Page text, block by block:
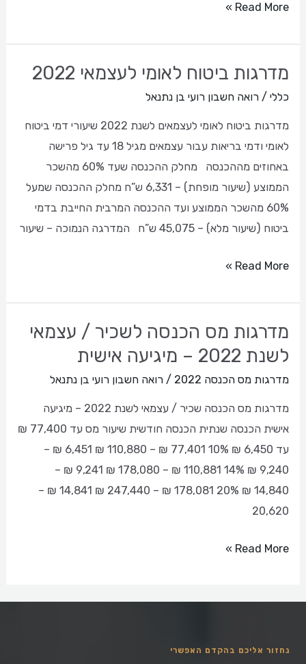
Read More »
מדרגות ביטוח לאומי לעצמאי 2022
כללי /רואה חשבון רועי בן נתנאל
מדרגות ביטוח לאומי לעצמאים לשנת 2022 שיעורי דמי ביטוח
לאומי ודמי בריאות עבור עצמאים מגיל 18 עד גיל פרישה
באחוזים מההכנסה מחלק ההכנסה שעד 60% מהשכר
הממוצע (שיעור מופחת) – 6,331 ש”ח מחלק ההכנסה שמעל
60% מהשכר הממוצע ועד ההכנסה המרבית החייבת בדמי
ביטוח (שיעור מלא) – 45,075 ש”ח המדרגה הנמוכה – שיעור
מדרגות
ביטוח
לעצמאי
2022
Read More »
מדרגות מס הכנסה לשכיר / עצמאי
לשנת 2022 – מיגיעה אישית
מדרגות מס הכנסה 2022 /רואה חשבון רועי בן נתנאל
מדרגות מס הכנסה שכיר / עצמאי לשנת 2022 – מיגיעה
אישית הכנסה שנתית הכנסה חודשית שיעור מס עד 77,400 ₪
עד 6,450 ₪ 10% 77,401 ₪ – 110,880 ₪ 6,451 ₪ –
9,240 ₪ 14% 110,881 ₪ – 178,080 ₪ 9,241 ₪ –
14,840 ₪ 20% 178,081 ₪ – 247,440 ₪ 14,841 ₪ –
20,620
מדרגות
מס
/
עצמאי
לשנת
2022
–
מיגיעה
Read More »
נחזור אליכם בהקדם האפשרי